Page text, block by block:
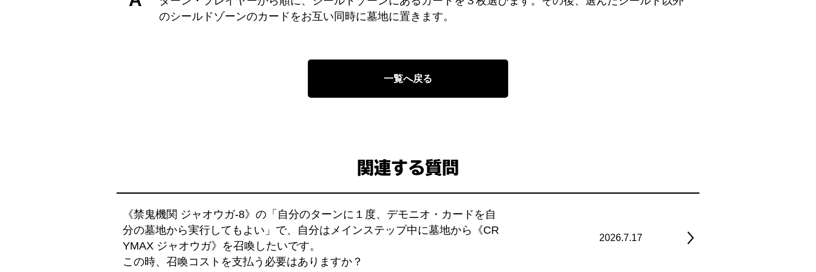
のシールドゾーンのカードをお互い同時に墓地に置きます。
一覧へ戻る
関連する質問
《禁鬼機関 ジャオウガ-8》の「自分のターンに１度、デモニオ・カードを自
分の墓地から実行してもよい」で、自分はメインステップ中に墓地から《CR
YMAX ジャオウガ》を召喚したいです。
この時、召喚コストを支払う必要はありますか？
2026.7.17